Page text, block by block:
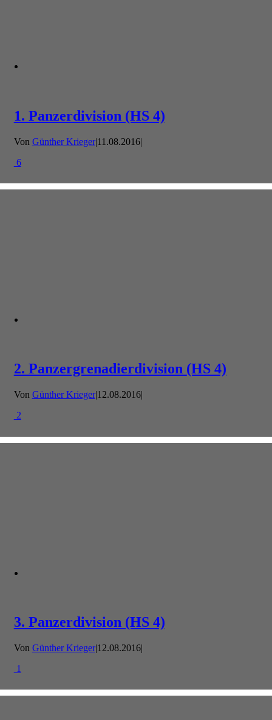
1. Panzerdivision (HS 4)
Von Günther Krieger|11.08.2016|
6
2. Panzergrenadierdivision (HS 4)
Von Günther Krieger|12.08.2016|
2
3. Panzerdivision (HS 4)
Von Günther Krieger|12.08.2016|
1